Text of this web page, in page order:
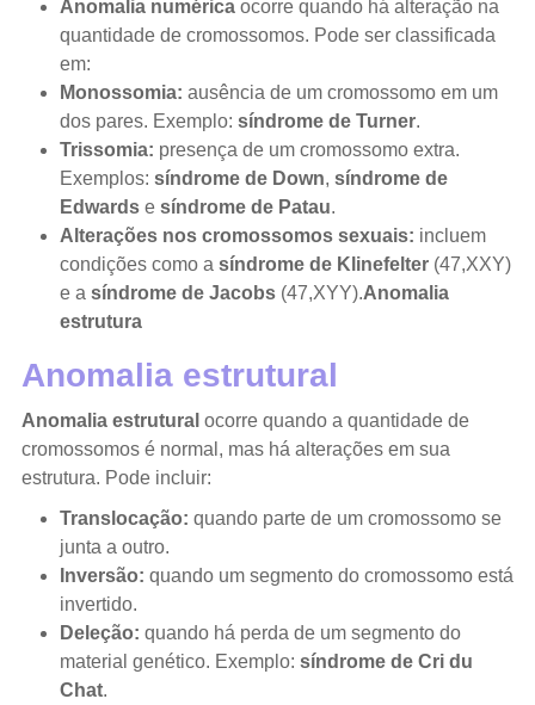
Anomalia numéricaocorre quando há alteração na
quantidade de cromossomos. Pode ser classificada
em:
Monossomia: ausência de um cromossomo em um
dos pares. Exemplo: síndrome de Turner.
Trissomia: presença de um cromossomo extra.
Exemplos: síndrome de Down, síndrome de
Edwardse síndrome de Patau.
Alterações nos cromossomos sexuais: incluem
condições como a síndrome de Klinefelter(47,XXY)
e a síndrome de Jacobs(47,XYY).Anomalia
estrutura
Anomalia estrutural
Anomalia estrutural ocorre quando a quantidade de
cromossomos é normal, mas há alterações em sua
estrutura. Pode incluir:
Translocação: quando parte de um cromossomo se
junta a outro.
Inversão: quando um segmento do cromossomo está
invertido.
Deleção: quando há perda de um segmento do
material genético. Exemplo: síndrome de Cri du
Chat.